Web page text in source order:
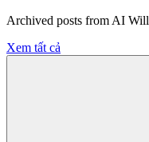
Archived posts from AI Will
Xem tất cả